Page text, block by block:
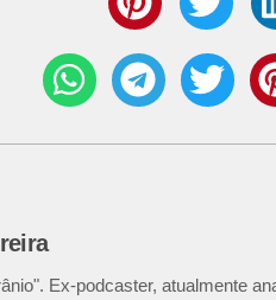
Ex-podcaster, atualmente